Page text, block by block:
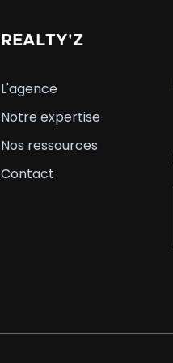
REALTY'Z
L'agence
Notre expertise
Nos ressources
Contact